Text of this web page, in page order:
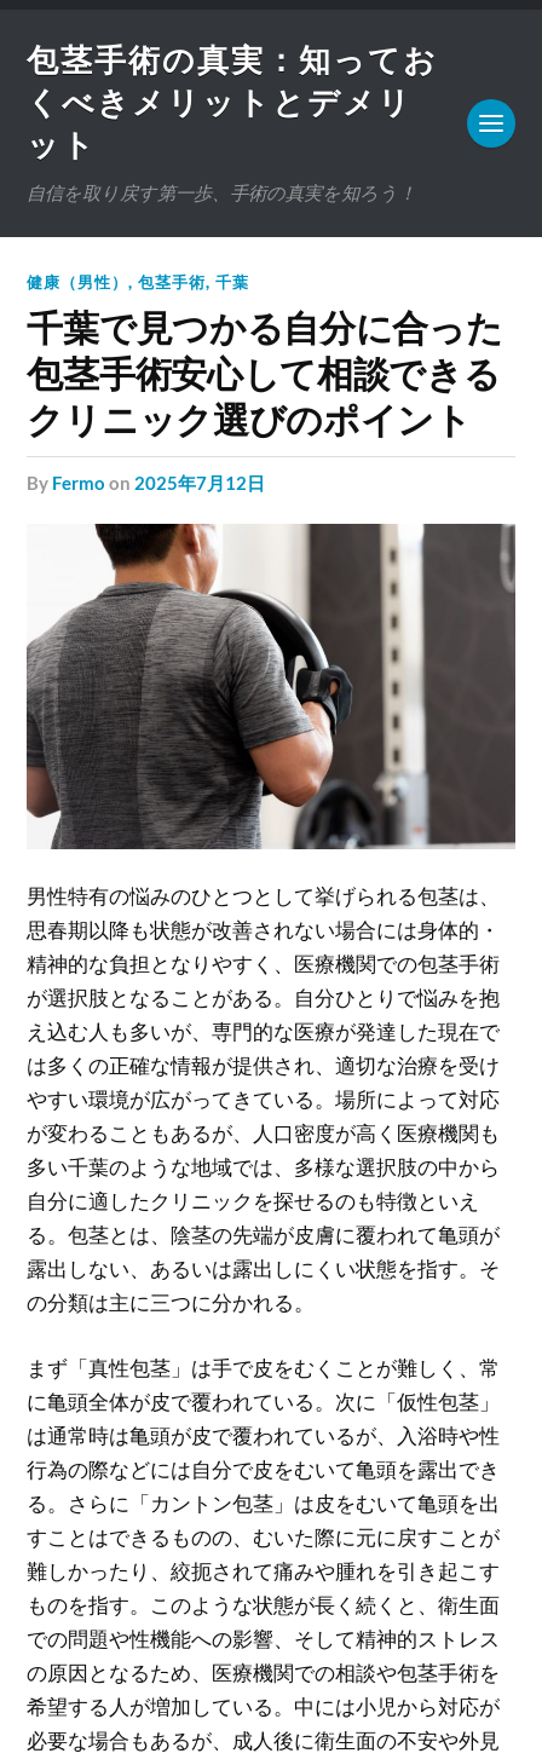
包茎手術の真実：知ってお
くべきメリットとデメリ
ット
自信を取り戻す第一歩、手術の真実を知ろう！
健康（男性）,包茎手術,千葉
千葉で見つかる自分に合った
包茎手術安心して相談できる
クリニック選びのポイント
by Fermo on 2025年7月12日
男性特有の悩みのひとつとして挙げられる包茎は、
思春期以降も状態が改善されない場合には身体的・
精神的な負担となりやすく、医療機関での包茎手術
が選択肢となることがある。 自分ひとりで悩みを抱
え込む人も多いが、専門的な医療が発達した現在で
は多くの正確な情報が提供され、適切な治療を受け
やすい環境が広がってきている。場所によって対応
が変わることもあるが、人口密度が高く医療機関も
多い千葉のような地域では、多様な選択肢の中から
自分に適したクリニックを探せるのも特徴といえ
る。包茎とは、陰茎の先端が皮膚に覆われて亀頭が
露出しない、あるいは露出しにくい状態を指す。そ
の分類は主に三つに分かれる。
まず「真性包茎」は手で皮をむくことが難しく、常
に亀頭全体が皮で覆われている。次に「仮性包茎」
は通常時は亀頭が皮で覆われているが、入浴時や性
行為の際などには自分で皮をむいて亀頭を露出でき
る。さらに「カントン包茎」は皮をむいて亀頭を出
すことはできるものの、むいた際に元に戻すことが
難しかったり、絞扼されて痛みや腫れを引き起こす
ものを指す。このような状態が長く続くと、衛生面
での問題や性機能への影響、そして精神的ストレス
の原因となるため、医療機関での相談や包茎手術を
希望する人が増加している。中には小児から対応が
必要な場合もあるが、成人後に衛生面の不安や外見